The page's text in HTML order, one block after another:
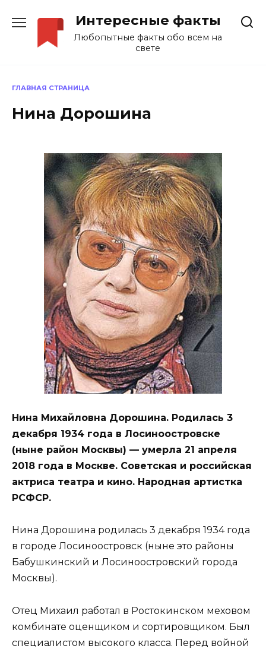
содержанию
Интересные факты
Любопытные факты обо всем на
свете
ГЛАВНАЯ СТРАНИЦА
Нина Дорошина
Нина Михайловна Дорошина. Родилась 3
декабря 1934 года в Лосиноостровске
(ныне район Москвы) — умерла 21 апреля
2018 года в Москве. Советская и российская
актриса театра и кино. Народная артистка
РСФСР.
Нина Дорошина родилась 3 декабря 1934 года
в городе Лосиноостровск (ныне это районы
Бабушкинский и Лосиноостровский города
Москвы).
Отец Михаил работал в Ростокинском меховом
комбинате оценщиком и сортировщиком. Был
специалистом высокого класса. Перед войной